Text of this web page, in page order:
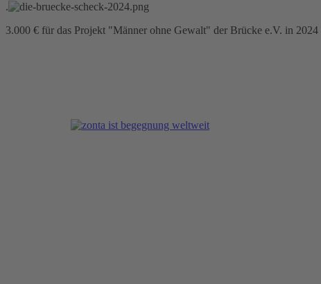
.
3.000 € für das Projekt "Männer ohne Gewalt" der Brücke e.V. in 2024